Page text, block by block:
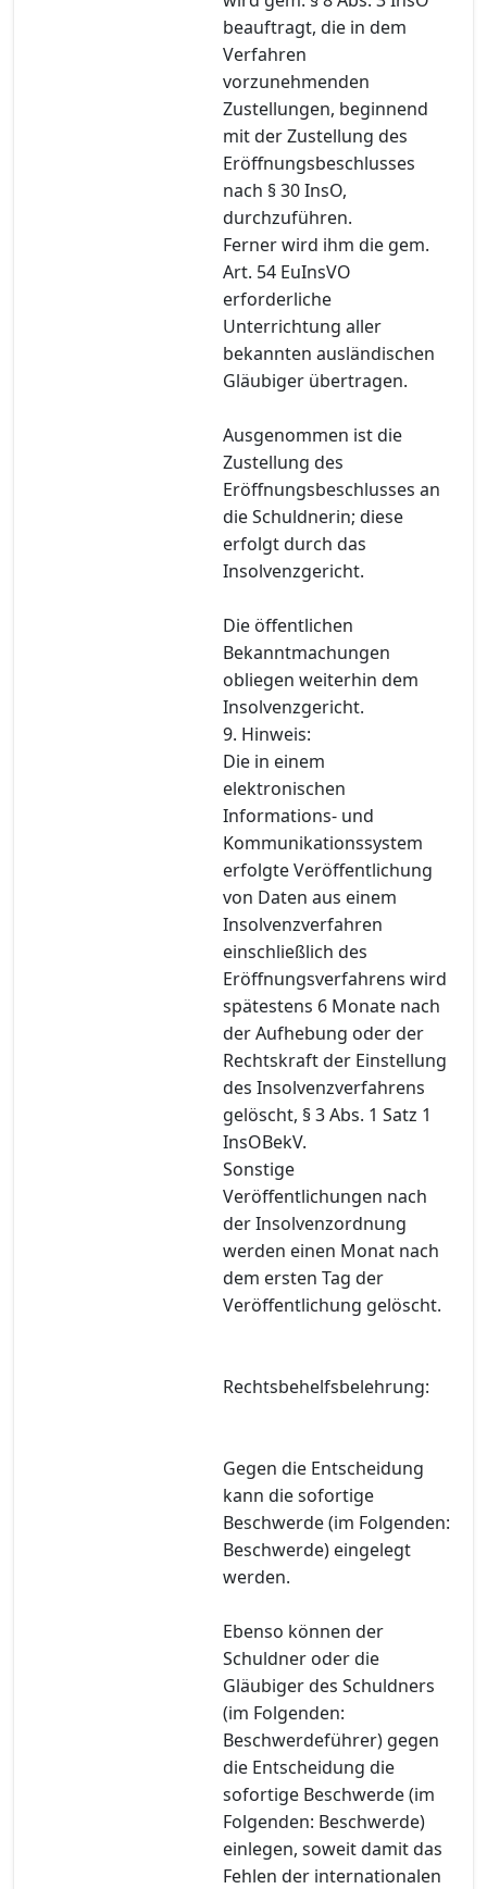
beauftragt, die in dem
Verfahren
vorzunehmenden
Zustellungen, beginnend
mit der Zustellung des
Eröffnungsbeschlusses
nach § 30 InsO,
durchzuführen.
Ferner wird ihm die gem.
Art. 54 EuInsVO
erforderliche
Unterrichtung aller
bekannten ausländischen
Gläubiger übertragen.
Ausgenommen ist die
Zustellung des
Eröffnungsbeschlusses an
die Schuldnerin; diese
erfolgt durch das
Insolvenzgericht.
Die öffentlichen
Bekanntmachungen
obliegen weiterhin dem
Insolvenzgericht.
9. Hinweis:
Die in einem
elektronischen
Informations- und
Kommunikationssystem
erfolgte Veröffentlichung
von Daten aus einem
Insolvenzverfahren
einschließlich des
Eröffnungsverfahrens wird
spätestens 6 Monate nach
der Aufhebung oder der
Rechtskraft der Einstellung
des Insolvenzverfahrens
gelöscht, § 3 Abs. 1 Satz 1
InsOBekV.
Sonstige
Veröffentlichungen nach
der Insolvenzordnung
werden einen Monat nach
dem ersten Tag der
Veröffentlichung gelöscht.
Rechtsbehelfsbelehrung:
Gegen die Entscheidung
kann die sofortige
Beschwerde (im Folgenden:
Beschwerde) eingelegt
werden.
Ebenso können der
Schuldner oder die
Gläubiger des Schuldners
(im Folgenden:
Beschwerdeführer) gegen
die Entscheidung die
sofortige Beschwerde (im
Folgenden: Beschwerde)
einlegen, soweit damit das
Fehlen der internationalen